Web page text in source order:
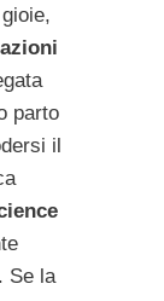
parto
il
Se la